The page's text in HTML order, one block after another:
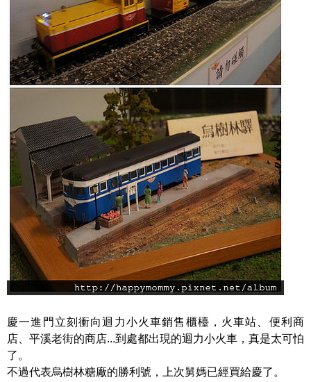
慶一進門立刻衝向迴力小火車銷售櫃檯，火車站、便利商
店、平溪老街的商店...到處都出現的迴力小火車，真是太可怕
了。
不過代表烏樹林糖廠的勝利號，上次舅媽已經買給慶了。